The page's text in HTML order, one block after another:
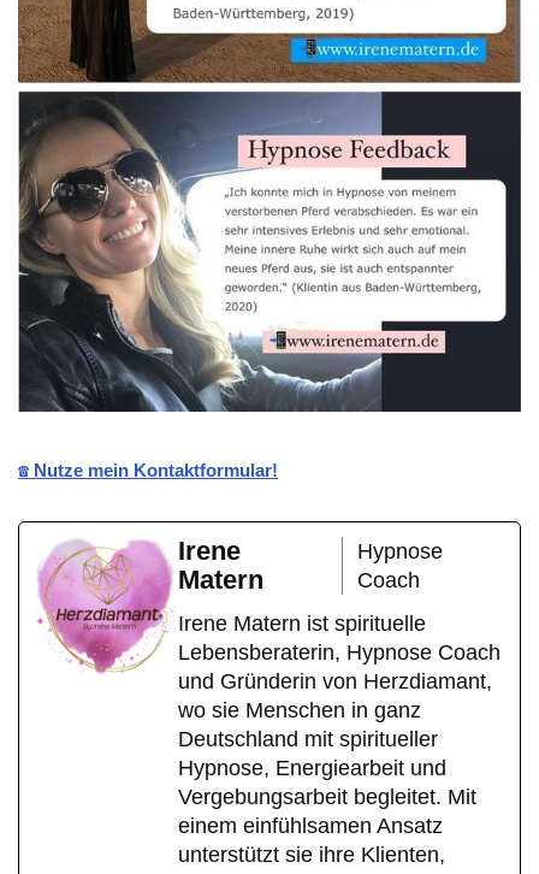
☎️ Nutze mein Kontaktformular!
Irene
Matern
Hypnose
Coach
Irene Matern ist spirituelle
Lebensberaterin, Hypnose Coach
und Gründerin von Herzdiamant,
wo sie Menschen in ganz
Deutschland mit spiritueller
Hypnose, Energiearbeit und
Vergebungsarbeit begleitet. Mit
einem einfühlsamen Ansatz
unterstützt sie ihre Klienten,